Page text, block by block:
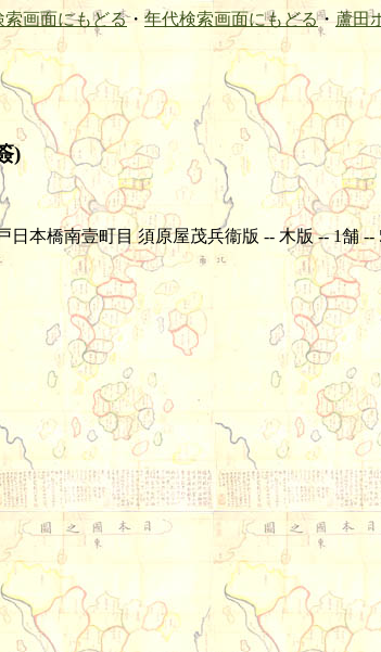
索画面にもどる・ 年代検索画面にもどる・ 蘆田
)
本橋南壹町目 須原屋茂兵衞版 -- 木版 -- 1舗 --